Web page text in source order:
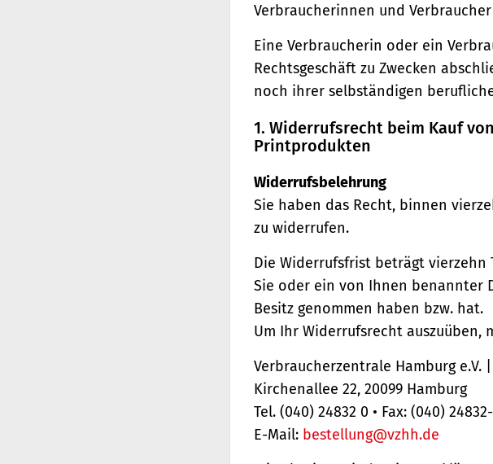
Verbraucherinnen und
Eine Verbraucherin oder ein
Rechtsgeschäft zu Zwecken
noch ihrer selbständigen
1. Widerrufsrecht beim Kauf
Printprodukten
Widerrufsbelehrung
Sie haben das Recht, binnen
zu widerrufen.
Die Widerrufsfrist beträgt vierzehn
Sie oder ein von Ihnen benannter
Besitz genommen haben bzw. hat.
Um Ihr Widerrufsrecht auszuüben,
Verbraucherzentrale Hamburg e.V.
Kirchenallee 22, 20099 Hamburg
Tel. (040) 24832 0 • Fax: (040)
E-Mail: bestellung@vzhh.de